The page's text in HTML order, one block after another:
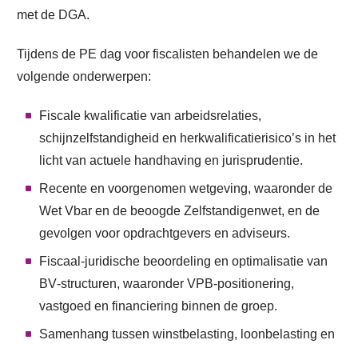
met de DGA.
Tijdens de PE dag voor fiscalisten behandelen we de
volgende onderwerpen:
Fiscale kwalificatie van arbeidsrelaties,
schijnzelfstandigheid en herkwalificatierisico’s in het
licht van actuele handhaving en jurisprudentie.
Recente en voorgenomen wetgeving, waaronder de
Wet Vbar en de beoogde Zelfstandigenwet, en de
gevolgen voor opdrachtgevers en adviseurs.
Fiscaal‑juridische beoordeling en optimalisatie van
BV‑structuren, waaronder VPB‑positionering,
vastgoed en financiering binnen de groep.
Samenhang tussen winstbelasting, loonbelasting en